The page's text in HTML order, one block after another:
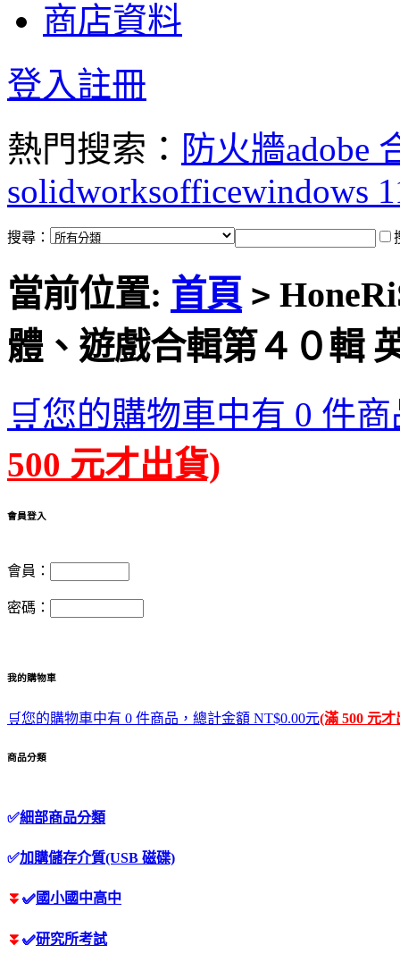
商店資料
登入註冊
熱門搜索： 防火牆adobe
solidworksofficewindows
搜尋：
當前位置: 首頁 >
體、遊戲合輯第４０輯
🛒您的購物車中有 0 件
500 元才出貨)
會員登入
會員：
密碼：
我的購物車
🛒您的購物車中有 0 件商品，總計金額 NT$0.00元(滿 500 元才
商品分類
✅細部商品分類
✅加購儲存介質(USB 磁碟)
⏬ ✅國小國中高中
⏬ ✅研究所考試